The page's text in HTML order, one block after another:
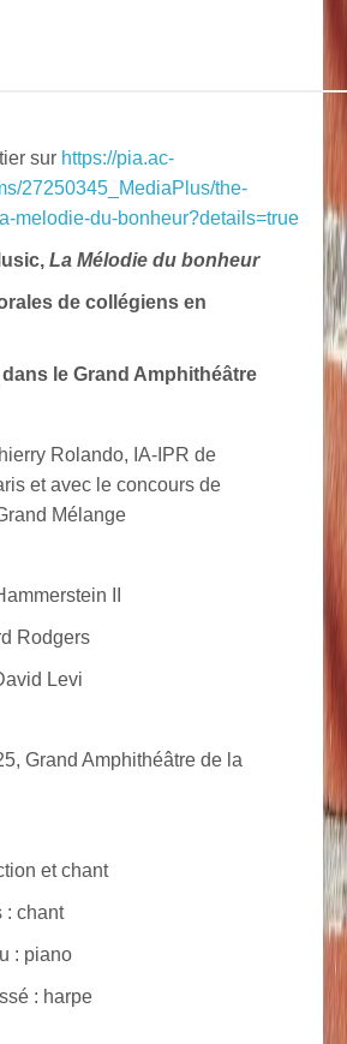
sur https://pia.ac-
27250345_MediaPlus/the-
melodie-du-bonheur?details=true
La Mélodie du bonheur
de collégiens en
dans le Grand Amphithéâtre
Rolando, IA-IPR de
et avec le concours de
Mélange
II
Rodgers
Levi
Grand Amphithéâtre de la
et chant
: chant
: piano
: harpe